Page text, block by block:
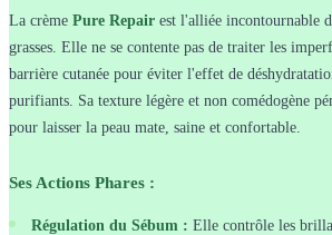
La crème Pure Repair est l'alliée incontournable
grasses. Elle ne se contente pas de traiter les
barrière cutanée pour éviter l'effet de
purifiants. Sa texture légère et non comédogène
pour laisser la peau mate, saine et confortable.
Ses Actions Phares :
Régulation du Sébum : Elle contrôle les